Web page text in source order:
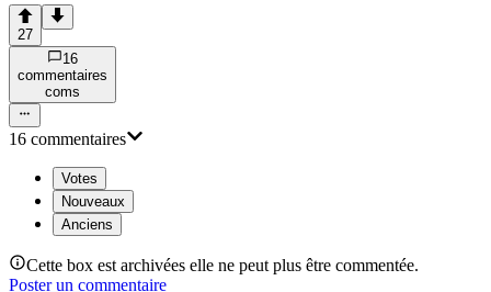
27
16
commentaires
coms
16 commentaires
Votes
Nouveaux
Anciens
Cette box est archivées elle ne peut plus être commentée.
Poster un commentaire